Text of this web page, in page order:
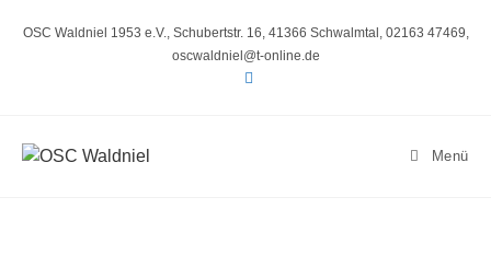
InhaltOSC Waldniel 1953 e.V., Schubertstr. 16, 41366 Schwalmtal, 02163 47469,
oscwaldniel@t-online.de
Menü